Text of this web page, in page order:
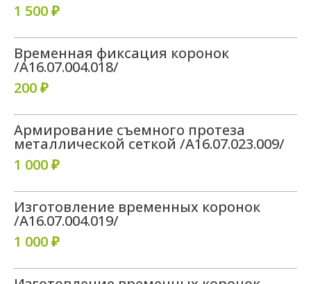
1 500 ₽
Временная фиксация коронок
/A16.07.004.018/
200 ₽
Армирование съемного протеза
металлической сеткой /A16.07.023.009/
1 000 ₽
Изготовление временных коронок
/A16.07.004.019/
1 000 ₽